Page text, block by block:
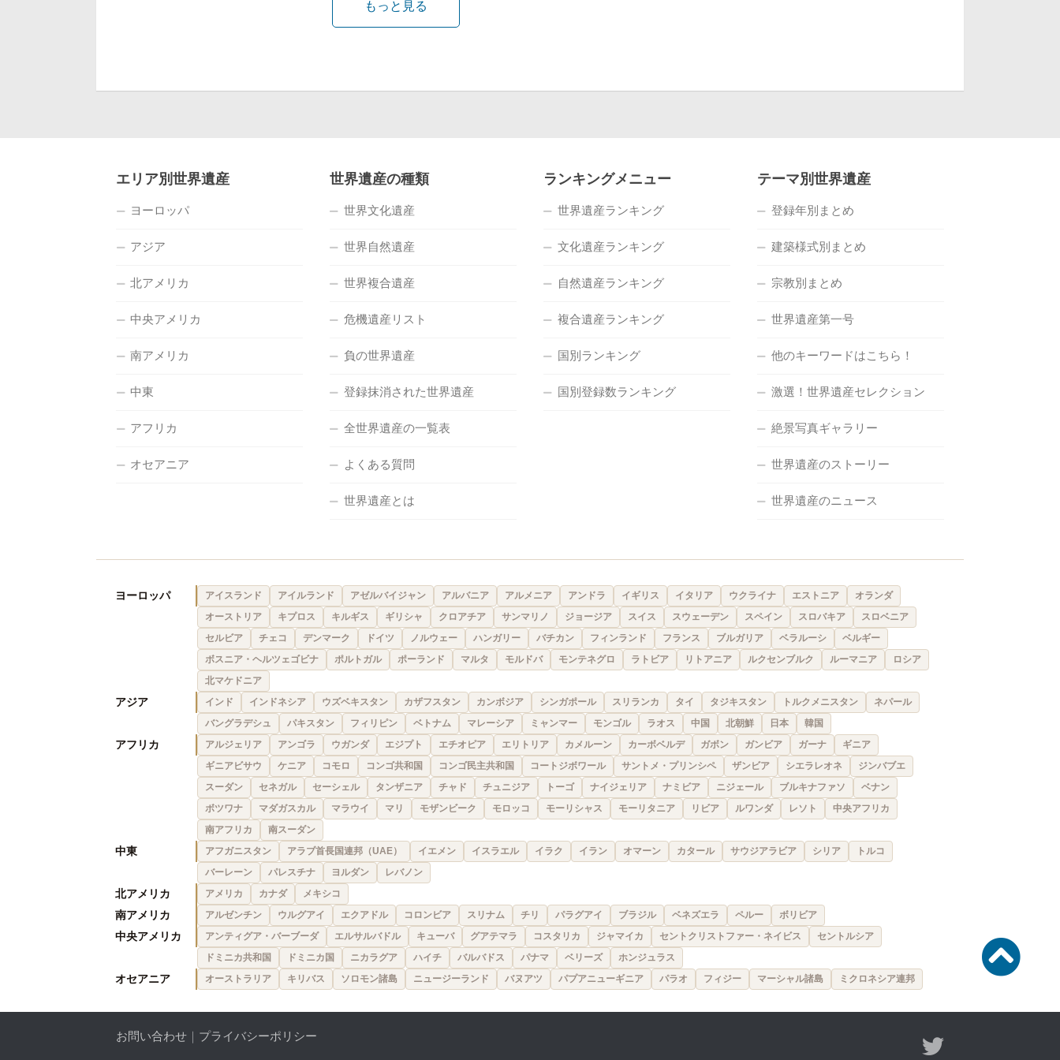
もっと見る
エリア別世界遺産
ヨーロッパ
アジア
北アメリカ
中央アメリカ
南アメリカ
中東
アフリカ
オセアニア
世界遺産の種類
世界文化遺産
世界自然遺産
世界複合遺産
危機遺産リスト
負の世界遺産
登録抹消された世界遺産
全世界遺産の一覧表
よくある質問
世界遺産とは
ランキングメニュー
世界遺産ランキング
文化遺産ランキング
自然遺産ランキング
複合遺産ランキング
国別ランキング
国別登録数ランキング
テーマ別世界遺産
登録年別まとめ
建築様式別まとめ
宗教別まとめ
世界遺産第一号
他のキーワードはこちら！
激選！世界遺産セレクション
絶景写真ギャラリー
世界遺産のストーリー
世界遺産のニュース
ヨーロッパ アイスランド アイルランド アゼルバイジャン アルバニア アルメニア アンドラ イギリス イタリア ウクライナ エストニア
オランダ
オーストリア
キプロス キルギス ギリシャ クロアチア サンマリノ ジョージア スイス スウェーデン スペイン スロバキア
スロベニア
セルビア
チェコ デンマーク ドイツ ノルウェー ハンガリー バチカン フィンランド フランス ブルガリア ベラルーシ
ベルギー
ボスニア・ヘルツェゴビナ
ポルトガル ポーランド マルタ モルドバ モンテネグロ ラトビア リトアニア ルクセンブルク ルーマニア
ロシア
北マケドニア
アジア インド インドネシア ウズベキスタン カザフスタン カンボジア シンガポール スリランカ タイ タジキスタン トルクメニスタン
ネパール
バングラデシュ
パキスタン フィリピン ベトナム マレーシア ミャンマー モンゴル ラオス 中国 北朝鮮 日本 韓国
アフリカ アルジェリア アンゴラ ウガンダ エジプト エチオピア エリトリア カメルーン カーボベルデ ガボン ガンビア ガーナ
ギニア
ギニアビサウ
ケニア コモロ コンゴ共和国 コンゴ民主共和国 コートジボワール サントメ・プリンシペ ザンビア シエラレオネ
ジンバブエ
スーダン
セネガル セーシェル タンザニア チャド チュニジア トーゴ ナイジェリア ナミビア ニジェール ブルキナファソ
ベナン
ボツワナ
マダガスカル マラウイ マリ モザンビーク モロッコ モーリシャス モーリタニア リビア ルワンダ レソト
中央アフリカ
南アフリカ
南スーダン
中東 アフガニスタン アラブ首長国連邦（UAE） イエメン イスラエル イラク イラン オマーン カタール サウジアラビア シリア
トルコ
バーレーン
パレスチナ ヨルダン レバノン
北アメリカ アメリカ カナダ メキシコ
南アメリカ アルゼンチン ウルグアイ エクアドル コロンビア スリナム チリ パラグアイ ブラジル ベネズエラ ペルー ボリビア
中央アメリカ アンティグア・バーブーダ エルサルバドル キューバ グアテマラ コスタリカ ジャマイカ セントクリストファー・ネイビス
セントルシア
ドミニカ共和国
ドミニカ国 ニカラグア ハイチ バルバドス パナマ ベリーズ ホンジュラス
オセアニア オーストラリア キリバス ソロモン諸島 ニュージーランド バヌアツ パプアニューギニア パラオ フィジー マーシャル諸島 ミクロネシア連邦
お問い合わせ ｜ プライバシーポリシー